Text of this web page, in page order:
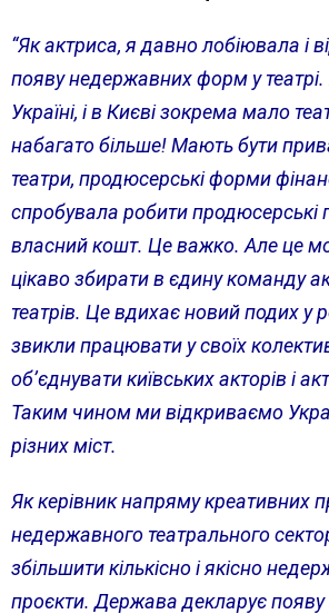
“Як актриса, я давно лобіювала і
появу недержавних форм у
Україні, і в Києві зокрема мало
набагато більше! Мають бути
театри, продюсерські форми
спробувала робити продюсерські
власний кошт. Це важко. Але це
цікаво збирати в єдину команду
театрів. Це вдихає новий подих у
звикли працювати у своїх
об’єднувати київських акторів і
Таким чином ми відкриваємо
різних міст.
Як керівник напряму креативних
недержавного театрального
збільшити кількісно і якісно
проєкти. Держава декларує